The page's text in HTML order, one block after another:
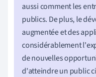
aussi comment les
publics. De plus, le
augmentée et des
considérablement
de nouvelles
d'atteindre un public